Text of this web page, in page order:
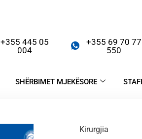
+355 445 05
004
+355 69 70 77
550
SHËRBIMET MJEKËSORE
Kirurgjia